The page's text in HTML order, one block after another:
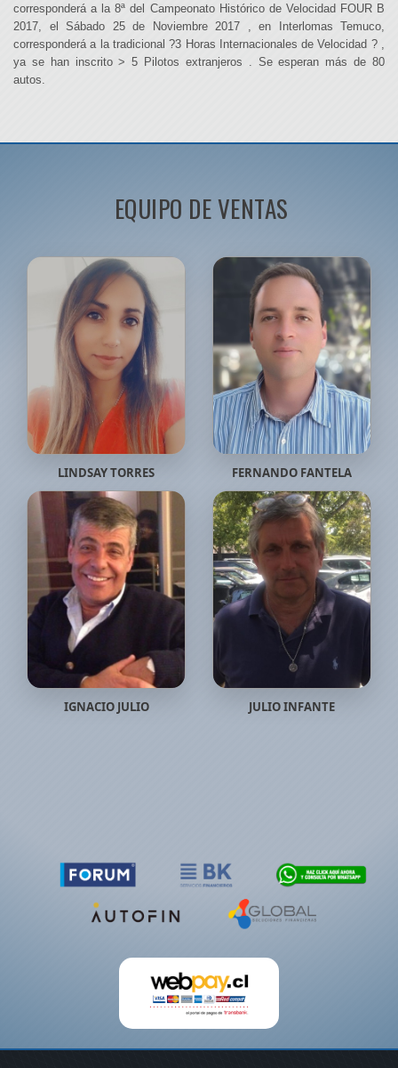
corresponderá a la 8ª del Campeonato Histórico de Velocidad FOUR B
2017, el Sábado 25 de Noviembre 2017 , en Interlomas Temuco,
corresponderá a la tradicional ?3 Horas Internacionales de Velocidad ? ,
ya se han inscrito > 5 Pilotos extranjeros . Se esperan más de 80
autos.
EQUIPO DE VENTAS
LINDSAY TORRES FERNANDO FANTELA
IGNACIO JULIO JULIO INFANTE